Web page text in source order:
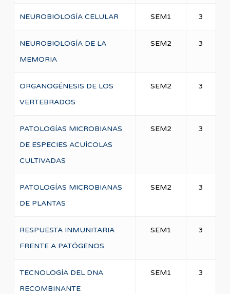
NEUROBIOLOGÍA CELULAR SEM1 3
NEUROBIOLOGÍA DE LA
MEMORIA
SEM2 3
ORGANOGÉNESIS DE LOS
VERTEBRADOS
SEM2 3
PATOLOGÍAS MICROBIANAS
DE ESPECIES ACUÍCOLAS
CULTIVADAS
SEM2 3
PATOLOGÍAS MICROBIANAS
DE PLANTAS
SEM2 3
RESPUESTA INMUNITARIA
FRENTE A PATÓGENOS
SEM1 3
TECNOLOGÍA DEL DNA
RECOMBINANTE
SEM1 3